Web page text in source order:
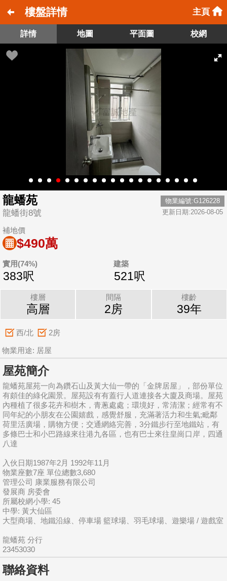
樓盤詳情 主頁
詳情 地圖 平面圖 校網
龍蟠苑
龍蟠街8號
物業編號:G126228
更新日期:2026-08-05
補地價
$490萬
實用(74%)
383呎
建築
521呎
樓層
高層
間隔
2房
樓齡
39年
西/北 2房
物業用途: 居屋
屋苑簡介
龍蟠苑屋苑一向為鑽石山及黃大仙一帶的「金牌居屋」，部份單位
有頗佳的綠化園景。屋苑設有有蓋行人道連接各大廈及商場。屋苑
內種植了很多花卉和樹木，青蔥處處；環境好，常清潔；經常有不
同年紀的小朋友在公園嬉戲，感覺舒服，充滿著活力和生氣;毗鄰
荷里活廣場，購物方便；交通網絡完善，3分鐵步行至地鐵站，有
多條巴士和小巴路線來往港九各區，也有巴士來往皇崗口岸，四通
八達
入伙日期1987年2月 1992年11月
物業座數7座 單位總數3,680
管理公司 康業服務有限公司
發展商 房委會
所屬校網小學: 45
中學: 黃大仙區
大型商場、地鐵沿線、停車場 籃球場、羽毛球場、遊樂場 / 遊戲室
龍蟠苑 分行
23453030
聯絡資料